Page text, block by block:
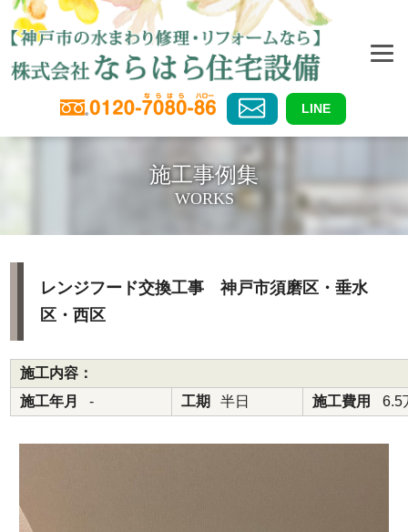
LINE
施工事例集
WORKS
レンジフード交換工事 神戸市須磨区・垂水
区・西区
施工内容：
施工年月
- 工期 半日 施工費用 6.5